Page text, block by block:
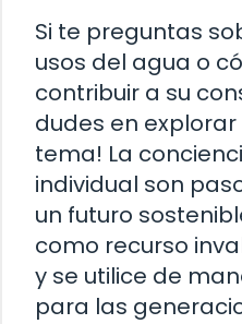
Si te preguntas
usos del agua o
contribuir a su
dudes en
tema! La
individual son
un futuro
como recurso
y se utilice de
para las